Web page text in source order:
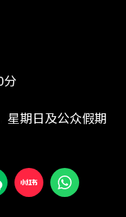
分
星期日及公众假期